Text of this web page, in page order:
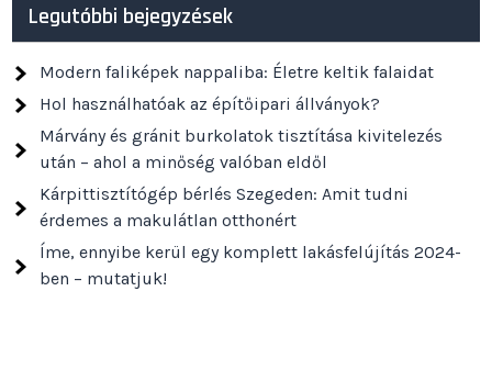
Legutóbbi bejegyzések
Modern faliképek nappaliba: Életre keltik falaidat
Hol használhatóak az építőipari állványok?
Márvány és gránit burkolatok tisztítása kivitelezés
után – ahol a minőség valóban eldől
Kárpittisztítógép bérlés Szegeden: Amit tudni
érdemes a makulátlan otthonért
Íme, ennyibe kerül egy komplett lakásfelújítás 2024-
ben – mutatjuk!